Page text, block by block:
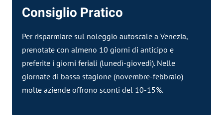
Consiglio Pratico
Per risparmiare sul noleggio autoscale a Venezia,
prenotate con almeno 10 giorni di anticipo e
preferite i giorni feriali (lunedì-giovedì). Nelle
giornate di bassa stagione (novembre-febbraio)
molte aziende offrono sconti del 10-15%.